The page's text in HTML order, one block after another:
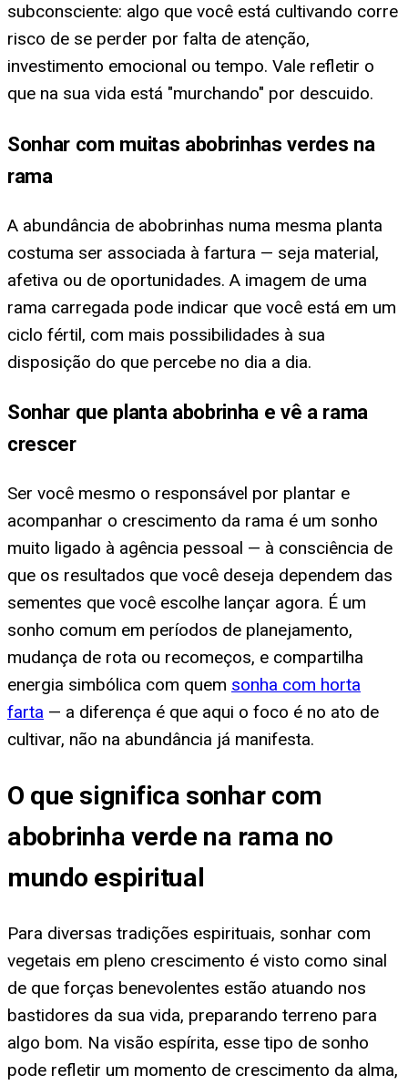
subconsciente: algo que você está cultivando corre
risco de se perder por falta de atenção,
investimento emocional ou tempo. Vale refletir o
que na sua vida está "murchando" por descuido.
Sonhar com muitas abobrinhas verdes na
rama
A abundância de abobrinhas numa mesma planta
costuma ser associada à fartura — seja material,
afetiva ou de oportunidades. A imagem de uma
rama carregada pode indicar que você está em um
ciclo fértil, com mais possibilidades à sua
disposição do que percebe no dia a dia.
Sonhar que planta abobrinha e vê a rama
crescer
Ser você mesmo o responsável por plantar e
acompanhar o crescimento da rama é um sonho
muito ligado à agência pessoal — à consciência de
que os resultados que você deseja dependem das
sementes que você escolhe lançar agora. É um
sonho comum em períodos de planejamento,
mudança de rota ou recomeços, e compartilha
energia simbólica com quem sonha com horta
farta — a diferença é que aqui o foco é no ato de
cultivar, não na abundância já manifesta.
O que significa sonhar com
abobrinha verde na rama no
mundo espiritual
Para diversas tradições espirituais, sonhar com
vegetais em pleno crescimento é visto como sinal
de que forças benevolentes estão atuando nos
bastidores da sua vida, preparando terreno para
algo bom. Na visão espírita, esse tipo de sonho
pode refletir um momento de crescimento da alma,